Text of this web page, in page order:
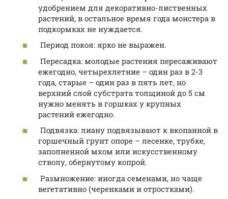
удобрением для декоративно-лиственных
растений, в остальное время года монстера в
подкормках не нуждается.
Период покоя: ярко не выражен.
Пересадка: молодые растения пересаживают
ежегодно, четырехлетние – один раз в 2-3
года, старые – один раз в пять лет, но
верхний слой субстрата толщиной до 5 см
нужно менять в горшках у крупных
растений ежегодно.
Подвязка: лиану подвязывают к вкопанной в
горшечный грунт опоре – лесенке, трубке,
заполненной мхом или искусственному
стволу, обернутому копрой.
Размножение: иногда семенами, но чаще
вегетативно (черенками и отростками).